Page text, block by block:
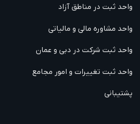
واحد ثبت در مناطق آزاد
واحد مشاوره مالی و مالیاتی
واحد ثبت شرکت در دبی و عمان
واحد ثبت تغییرات و امور مجامع
پشتیبانی